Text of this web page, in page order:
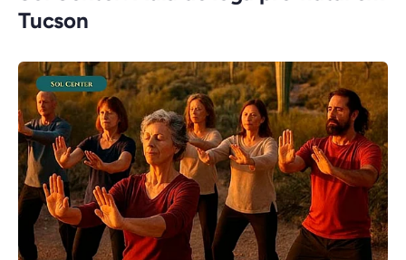
Tucson